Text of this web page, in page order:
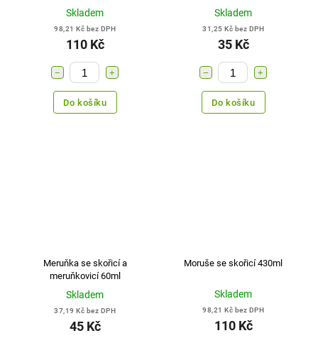
Skladem
98,21 Kč bez DPH
110 Kč
+
−
Do košíku
Skladem
31,25 Kč bez DPH
35 Kč
+
−
Do košíku
Meruňka se skořicí a
meruňkovicí 60ml
Skladem
37,19 Kč bez DPH
45 Kč
Moruše se skořicí 430ml
Skladem
98,21 Kč bez DPH
110 Kč